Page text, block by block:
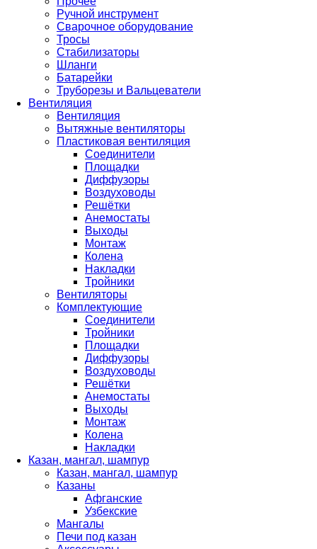
Ручной инструмент
Сварочное оборудование
Тросы
Стабилизаторы
Шланги
Батарейки
Труборезы и Вальцеватели
Вентиляция
Вентиляция
Вытяжные вентиляторы
Пластиковая вентиляция
Соединители
Площадки
Диффузоры
Воздуховоды
Решётки
Анемостаты
Выходы
Монтаж
Колена
Накладки
Тройники
Вентиляторы
Комплектующие
Соединители
Тройники
Площадки
Диффузоры
Воздуховоды
Решётки
Анемостаты
Выходы
Монтаж
Колена
Накладки
Казан, мангал, шампур
Казан, мангал, шампур
Казаны
Афганские
Узбекские
Мангалы
Печи под казан